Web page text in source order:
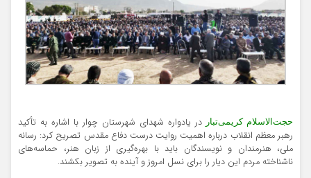
حجت‌الاسلام کریمی‌تبار
در یادواره شهدای شهرستان چوار با اشاره به تأکید
رهبر معظم انقلاب درباره اهمیت روایت درست دفاع مقدس تصریح کرد: رسانه
ملی، هنرمندان و نویسندگان باید با بهره‌گیری از زبان هنر، حماسه‌های
ناشناخته مردم این دیار را برای نسل امروز و آینده به تصویر بکشند.